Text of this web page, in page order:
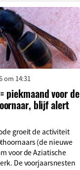
om 14:31
piekmaand voor de
blijf alert
groeit de activiteit
(de nieuwe
voor de Aziatische
De voorjaarsnesten